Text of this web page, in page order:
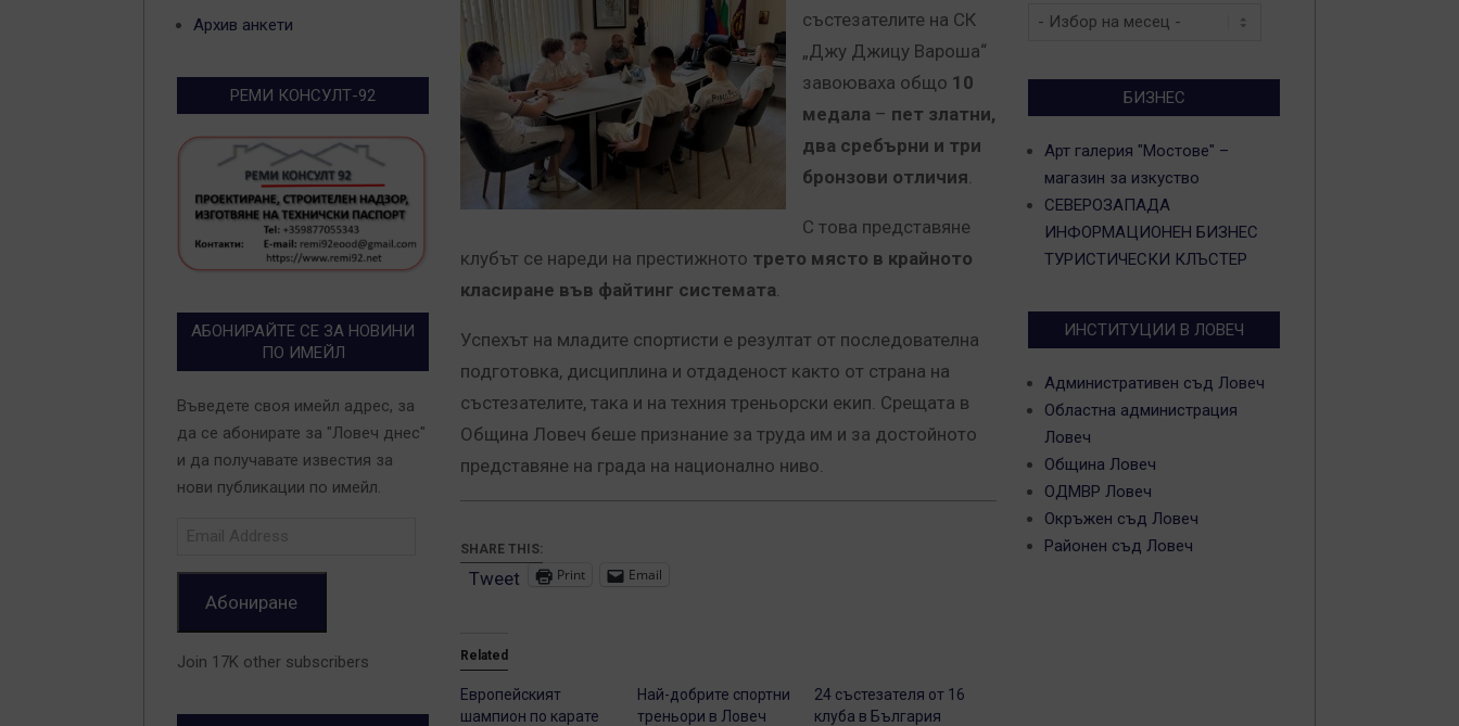
състезателите на СК
„Джу Джицу Вароша“
завоюваха общо 10
медала – пет златни,
два сребърни и три
бронзови отличия.
С това представяне
клубът се нареди на престижното трето място в крайното
класиране във файтинг системата.
Успехът на младите спортисти е резултат от последователна
подготовка, дисциплина и отдаденост както от страна на
състезателите, така и на техния треньорски екип. Срещата в
Община Ловеч беше признание за труда им и за достойното
представяне на града на национално ниво.
SHARE THIS:
Tweet Print Email
Related
Европейският
шампион по карате
Най-добрите спортни
треньори в Ловеч
24 състезателя от 16
клуба в България
Архив анкети
РЕМИ КОНСУЛТ-92
АБОНИРАЙТЕ СЕ ЗА НОВИНИ
ПО ИМЕЙЛ
Въведете своя имейл адрес, за
да се абонирате за "Ловеч днес"
и да получавате известия за
нови публикации по имейл.
Абониране
Join 17K other subscribers
Архив
БИЗНЕС
Арт галерия "Мостове" –
магазин за изкуство
СЕВЕРОЗАПАДА
ИНФОРМАЦИОНЕН БИЗНЕС
ТУРИСТИЧЕСКИ КЛЪСТЕР
ИНСТИТУЦИИ В ЛОВЕЧ
Административен съд Ловеч
Областна администрация
Ловеч
Община Ловеч
ОДМВР Ловеч
Окръжен съд Ловеч
Районен съд Ловеч